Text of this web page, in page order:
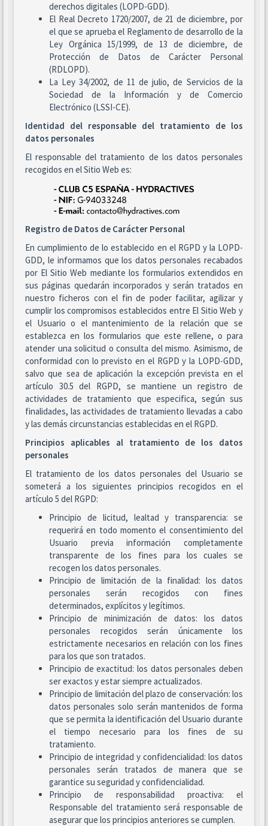
derechos digitales (LOPD-GDD).
El Real Decreto 1720/2007, de 21 de diciembre, por
el que se aprueba el Reglamento de desarrollo de la
Ley Orgánica 15/1999, de 13 de diciembre, de
Protección de Datos de Carácter Personal
(RDLOPD).
La Ley 34/2002, de 11 de julio, de Servicios de la
Sociedad de la Información y de Comercio
Electrónico (LSSI-CE).
Identidad del responsable del tratamiento de los
datos personales
El responsable del tratamiento de los datos personales
recogidos en el Sitio Web es:
Registro de Datos de Carácter Personal
En cumplimiento de lo establecido en el RGPD y la LOPD-
GDD, le informamos que los datos personales recabados
por El Sitio Web mediante los formularios extendidos en
sus páginas quedarán incorporados y serán tratados en
nuestro ficheros con el fin de poder facilitar, agilizar y
cumplir los compromisos establecidos entre El Sitio Web y
el Usuario o el mantenimiento de la relación que se
establezca en los formularios que este rellene, o para
atender una solicitud o consulta del mismo. Asimismo, de
conformidad con lo previsto en el RGPD y la LOPD-GDD,
salvo que sea de aplicación la excepción prevista en el
artículo 30.5 del RGPD, se mantiene un registro de
actividades de tratamiento que especifica, según sus
finalidades, las actividades de tratamiento llevadas a cabo
y las demás circunstancias establecidas en el RGPD.
Principios aplicables al tratamiento de los datos
personales
El tratamiento de los datos personales del Usuario se
someterá a los siguientes principios recogidos en el
artículo 5 del RGPD:
Principio de licitud, lealtad y transparencia: se
requerirá en todo momento el consentimiento del
Usuario previa información completamente
transparente de los fines para los cuales se
recogen los datos personales.
Principio de limitación de la finalidad: los datos
personales serán recogidos con fines
determinados, explícitos y legítimos.
Principio de minimización de datos: los datos
personales recogidos serán únicamente los
estrictamente necesarios en relación con los fines
para los que son tratados.
Principio de exactitud: los datos personales deben
ser exactos y estar siempre actualizados.
Principio de limitación del plazo de conservación: los
datos personales solo serán mantenidos de forma
que se permita la identificación del Usuario durante
el tiempo necesario para los fines de su
tratamiento.
Principio de integridad y confidencialidad: los datos
personales serán tratados de manera que se
garantice su seguridad y confidencialidad.
Principio de responsabilidad proactiva: el
Responsable del tratamiento será responsable de
asegurar que los principios anteriores se cumplen.